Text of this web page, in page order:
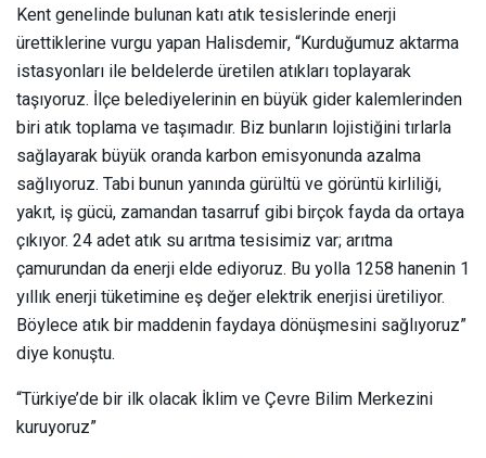
Kent genelinde bulunan katı atık tesislerinde enerji
ürettiklerine vurgu yapan Halisdemir, “Kurduğumuz aktarma
istasyonları ile beldelerde üretilen atıkları toplayarak
taşıyoruz. İlçe belediyelerinin en büyük gider kalemlerinden
biri atık toplama ve taşımadır. Biz bunların lojistiğini tırlarla
sağlayarak büyük oranda karbon emisyonunda azalma
sağlıyoruz. Tabi bunun yanında gürültü ve görüntü kirliliği,
yakıt, iş gücü, zamandan tasarruf gibi birçok fayda da ortaya
çıkıyor. 24 adet atık su arıtma tesisimiz var; arıtma
çamurundan da enerji elde ediyoruz. Bu yolla 1258 hanenin 1
yıllık enerji tüketimine eş değer elektrik enerjisi üretiliyor.
Böylece atık bir maddenin faydaya dönüşmesini sağlıyoruz”
diye konuştu.
“Türkiye’de bir ilk olacak İklim ve Çevre Bilim Merkezini
kuruyoruz”